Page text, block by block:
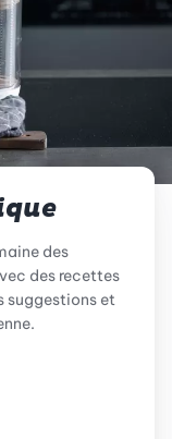
des
des recettes
suggestions et